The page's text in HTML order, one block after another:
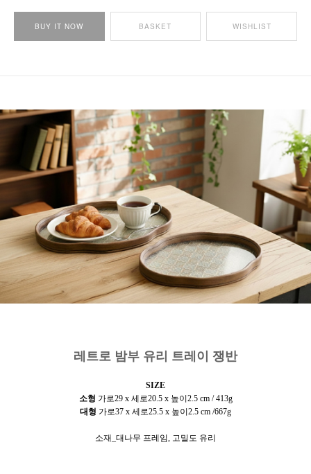
BUY IT NOW BASKET WISHLIST
레트로 밤부 유리 트레이 쟁반
SIZE
소형 가로29 x 세로20.5 x 높이2.5 cm / 413g
대형 가로37 x 세로25.5 x 높이2.5 cm /667g
소재_대나무 프레임, 고밀도 유리